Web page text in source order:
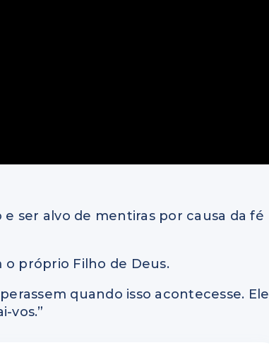
ser alvo de mentiras por causa da fé
o próprio Filho de Deus.
quando isso acontecesse. Ele
vos.”